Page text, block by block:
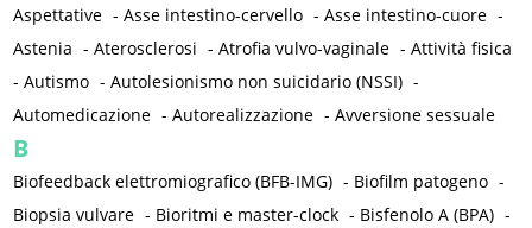
Aspettative -Asse intestino-cervello -Asse intestino-cuore -
Astenia -Aterosclerosi -Atrofia vulvo-vaginale -Attività fisica
-Autismo -Autolesionismo non suicidario (NSSI) -
Automedicazione -Autorealizzazione -Avversione sessuale
B
Biofeedback elettromiografico (BFB-IMG) - Biofilm patogeno -
Biopsia vulvare - Bioritmi e master-clock - Bisfenolo A (BPA) -